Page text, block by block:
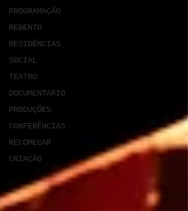
PROGRAMAÇÃO
REBENTO
RESIDÊNCIAS
SOCIAL
TEATRO
DOCUMENTARIO
PRODUÇÕES
CONFERÊNCIAS
RECOMEÇAR
CRIAÇÃO